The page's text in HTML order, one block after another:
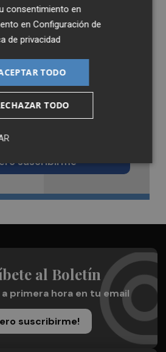
la actualidad de
en tu correo
suscribirme
al Boletín
primera hora en tu email
suscribirme!
consentimiento en
enConfiguración de
de privacidad
TODO
TODO